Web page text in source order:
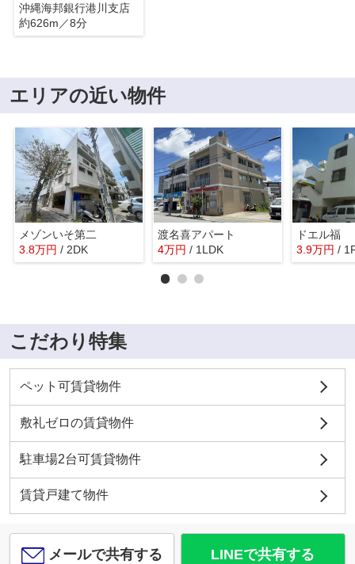
沖縄海邦銀行港川支店
約626m／8分
エリアの近い物件
メゾンいそ第二
3.8万円 / 2DK
渡名喜アパート
4万円 / 1LDK
ドエル福
3.9万円 /
こだわり特集
ペット可賃貸物件
敷礼ゼロの賃貸物件
駐車場2台可賃貸物件
賃貸戸建て物件
メールで共有する LINEで共有する